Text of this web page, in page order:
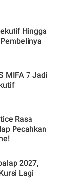
Hingga
MIFA 7 Jadi
Rasa
Pecahkan
2027,
Lagi